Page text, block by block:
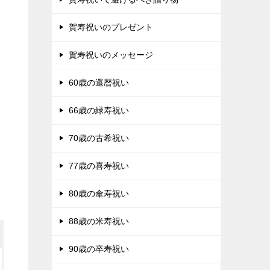
賀寿祝いのプレゼント
賀寿祝いのメッセージ
60歳の還暦祝い
66歳の緑寿祝い
70歳の古希祝い
77歳の喜寿祝い
80歳の傘寿祝い
88歳の米寿祝い
90歳の卒寿祝い